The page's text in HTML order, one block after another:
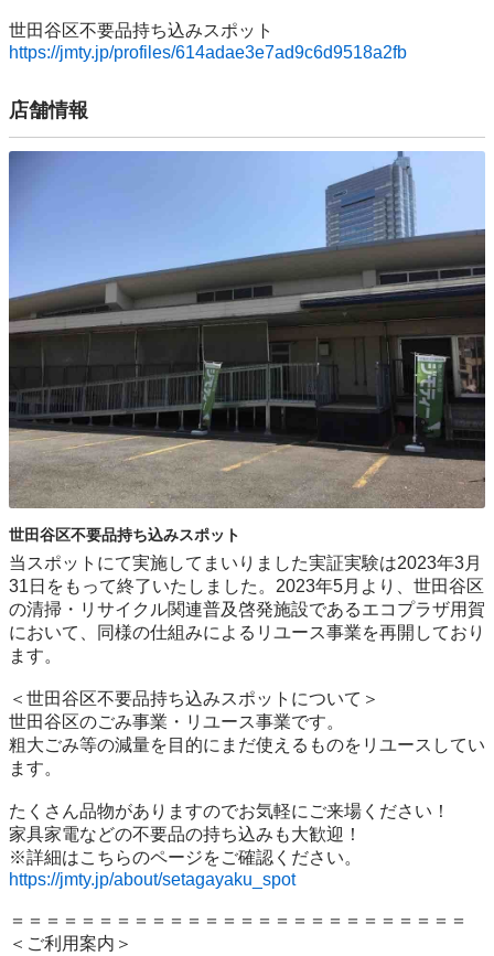
https://jmty.jp/profiles/614adae3e7ad9c6d9518a2fb
店舗情報
世田谷区不要品持ち込みスポット
当スポットにて実施してまいりました実証実験は2023年3月
31日をもって終了いたしました。2023年5月より、世田谷区
の清掃・リサイクル関連普及啓発施設であるエコプラザ用賀
において、同様の仕組みによるリユース事業を再開しており
ます。
＜世田谷区不要品持ち込みスポットについて＞
世⽥⾕区のごみ事業・リユース事業です。
粗⼤ごみ等の減量を⽬的にまだ使えるものをリユースしてい
ます。
たくさん品物がありますのでお気軽にご来場ください！
家具家電などの不要品の持ち込みも大歓迎！
https://jmty.jp/about/setagayaku_spot
＝＝＝＝＝＝＝＝＝＝＝＝＝＝＝＝＝＝＝＝＝＝＝＝＝＝
＜ご利用案内＞